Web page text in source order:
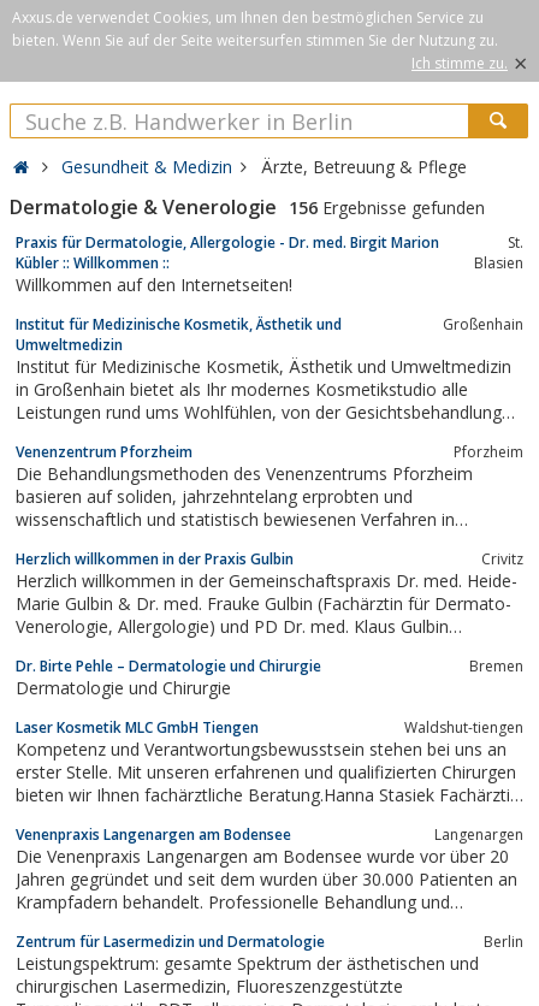
Axxus.de verwendet Cookies, um Ihnen den bestmöglichen Service zu
bieten. Wenn Sie auf der Seite weitersurfen stimmen Sie der Nutzung zu.
Ich stimme zu. ×
Gesundheit & Medizin Ärzte, Betreuung & Pflege
Dermatologie & Venerologie 156 Ergebnisse gefunden
Praxis für Dermatologie, Allergologie - Dr. med. Birgit Marion
Kübler :: Willkommen ::
St.
Blasien
Willkommen auf den Internetseiten!
Institut für Medizinische Kosmetik, Ästhetik und
Umweltmedizin
Großenhain
Institut für Medizinische Kosmetik, Ästhetik und Umweltmedizin
in Großenhain bietet als Ihr modernes Kosmetikstudio alle
Leistungen rund ums Wohlfühlen, von der Gesichtsbehandlung
Venenzentrum Pforzheim Pforzheim
Die Behandlungsmethoden des Venenzentrums Pforzheim
basieren auf soliden, jahrzehntelang erprobten und
wissenschaftlich und statistisch bewiesenen Verfahren in
Phlebologie, die von uns sorgsam geprüft und nur bei
eindeutigem Nutzen für die Patienten übernommen werden.
Herzlich willkommen in der Praxis Gulbin Crivitz
Herzlich willkommen in der Gemeinschaftspraxis Dr. med. Heide-
Marie Gulbin & Dr. med. Frauke Gulbin (Fachärztin für Dermato-
Venerologie, Allergologie) und PD Dr. med. Klaus Gulbin
Informationen zu unserer Praxis in Crivitz: Angefangen vom
Leistungs- und...
Dr. Birte Pehle – Dermatologie und Chirurgie Bremen
Dermatologie und Chirurgie
Laser Kosmetik MLC GmbH Tiengen Waldshut-tiengen
Kompetenz und Verantwortungsbewusstsein stehen bei uns an
erster Stelle. Mit unseren erfahrenen und qualifizierten Chirurgen
bieten wir Ihnen fachärztliche Beratung.Hanna Stasiek Fachärztin
Laserzentrum in Tiengen am Hochrhein erwartet Sie eine
innovative und...
Venenpraxis Langenargen am Bodensee Langenargen
Die Venenpraxis Langenargen am Bodensee wurde vor über 20
Jahren gegründet und seit dem wurden über 30.000 Patienten an
Krampfadern behandelt. Professionelle Behandlung und
Zentrum für Lasermedizin und Dermatologie Berlin
Leistungspektrum: gesamte Spektrum der ästhetischen und
chirurgischen Lasermedizin, Fluoreszenzgestützte